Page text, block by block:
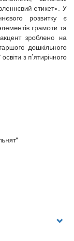
етикет». У
розвитку є
грамоти та
зроблено на
дошкільного
з п’ятирічного